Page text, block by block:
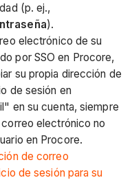
(p. ej.,
).
electrónico de su
por SSO en Procore,
su propia dirección de
de sesión en
en su cuenta, siempre
electrónico no
en Procore.
de correo
de sesión para su